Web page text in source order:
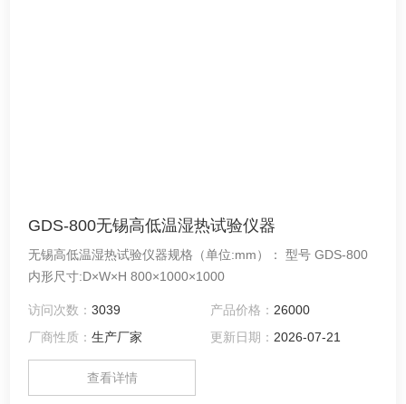
GDS-800无锡高低温湿热试验仪器
无锡高低温湿热试验仪器规格（单位:mm）： 型号 GDS-800
内形尺寸:D×W×H 800×1000×1000
访问次数：3039 产品价格： 26000
厂商性质：生产厂家 更新日期： 2026-07-21
查看详情